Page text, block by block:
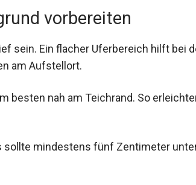
vorbereiten
sein. Ein flacher Uferbereich hilft bei
am Aufstellort.
besten nah am Teichrand. So
sollte mindestens fünf Zentimeter